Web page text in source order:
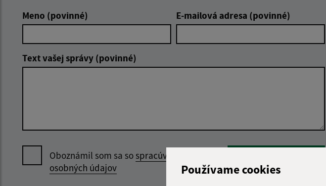
Používame cookies
Meno (povinné) E-mailová adresa (povinné)
Text vašej správy (povinné)
Oboznámil som sa sospracúvaním
osobných údajov